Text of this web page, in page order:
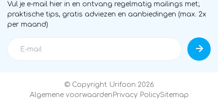
Vul je e-mail hier in en ontvang regelmatig mailings met;
praktische tips, gratis adviezen en aanbiedingen (max. 2x
per maand)
© Copyright Urifoon 2026
Algemene voorwaarden Privacy PolicySitemap